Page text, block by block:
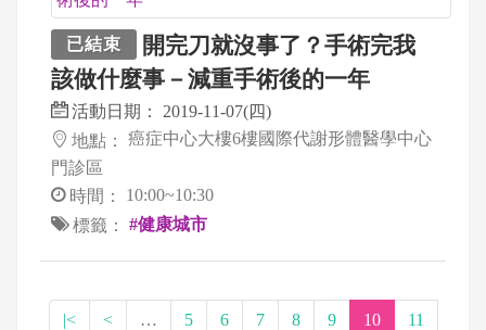
已結束
開完刀就沒事了？手術完我
該做什麼事－減重手術後的一年
活動日期：
2019-11-07(四)
地點：
癌症中心大樓6樓國際代謝形體醫學中心
門診區
時間：
10:00~10:30
標籤：
#健康城市
|< < … 5 6 7 8 9 10 11